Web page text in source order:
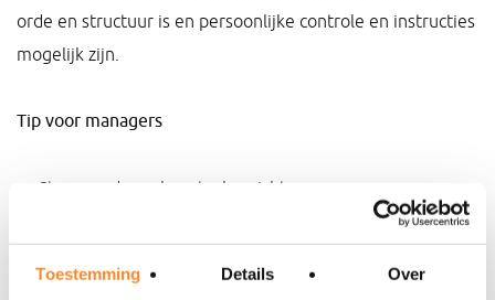
Toestemming Details Over
orde en structuur is en persoonlijke controle en instructies
mogelijk zijn.
Tip voor managers
Stuur medewerkers taakgericht aan.
Verdiep je in wat zij opleveren en benoem dat.